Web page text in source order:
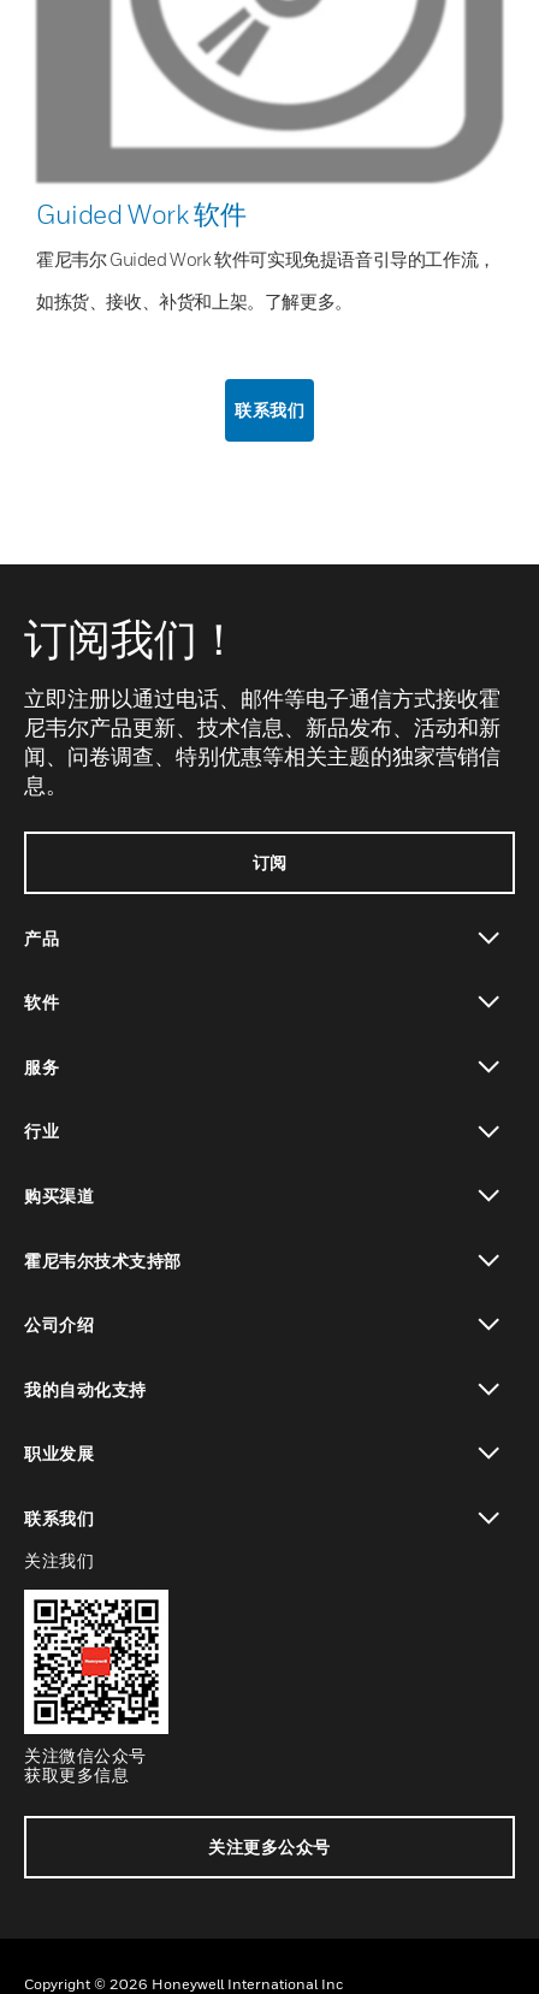
Guided Work 软件
霍尼韦尔 Guided Work 软件可实现免提语音引导的工作流，
如拣货、接收、补货和上架。了解更多。
联系我们
订阅我们！
立即注册以通过电话、邮件等电子通信方式接收霍
尼韦尔产品更新、技术信息、新品发布、活动和新
闻、问卷调查、特别优惠等相关主题的独家营销信
息。
订阅
产品
软件
服务
行业
购买渠道
霍尼韦尔技术支持部
公司介绍
我的自动化支持
职业发展
联系我们
toggle view
关注我们
关注微信公众号
获取更多信息
关注更多公众号
Copyright © 2026 Honeywell International Inc